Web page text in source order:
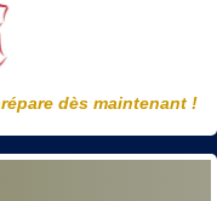
dès maintenant !